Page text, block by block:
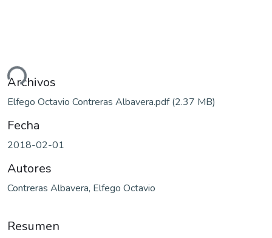
Archivos
Elfego Octavio Contreras Albavera.pdf(2.37 MB)
Fecha
2018-02-01
Autores
Contreras Albavera, Elfego Octavio
Resumen